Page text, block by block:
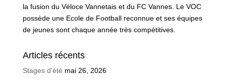
la fusion du Véloce Vannetais et du FC Vannes. Le VOC
possède une Ecole de Football reconnue et ses équipes
de jeunes sont chaque année très compétitives.
Articles récents
Stages d’été mai 26, 2026